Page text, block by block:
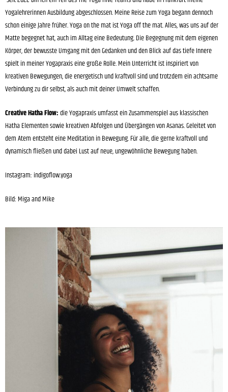
Yogalehrerinnen Ausbildung abgeschlossen. Meine Reise zum Yoga begann dennoch
schon einige Jahre früher. Yoga on the mat ist Yoga off the mat. Alles, was uns auf der
Matte begegnet hat, auch im Alltag eine Bedeutung. Die Begegnung mit dem eigenen
Körper, der bewusste Umgang mit den Gedanken und den Blick auf das tiefe Innere
spielt in meiner Yogapraxis eine große Rolle. Mein Unterricht ist inspiriert von
kreativen Bewegungen, die energetisch und kraftvoll sind und trotzdem ein achtsame
Verbindung zu dir selbst, als auch mit deiner Umwelt schaffen.
Creative Hatha Flow:die Yogapraxis umfasst ein Zusammenspiel aus klassischen
Hatha Elementen sowie kreativen Abfolgen und Übergängen von Asanas. Geleitet von
dem Atem entsteht eine Meditation in Bewegung. Für alle, die gerne kraftvoll und
dynamisch fließen und dabei Lust auf neue, ungewöhnliche Bewegung haben.
Instagram: indigoflow.yoga
Bild: Miga and Mike